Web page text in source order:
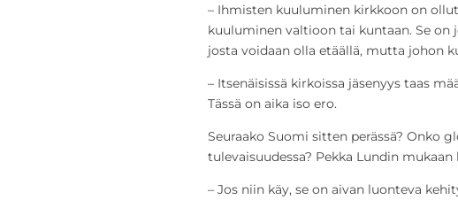
– Ihmisten kuuluminen kirkkoon on
kuuluminen valtioon tai kuntaan. Se on
josta voidaan olla etäällä, mutta johon
– Itsenäisissä kirkoissa jäsenyys taas
Tässä on aika iso ero.
Seuraako Suomi sitten perässä? Onko
tulevaisuudessa? Pekka Lundin mukaan
– Jos niin käy, se on aivan luonteva